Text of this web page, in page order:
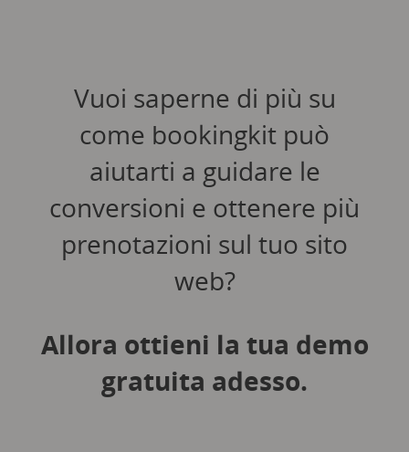
Vuoi saperne di più su
come bookingkit può
aiutarti a guidare le
conversioni e ottenere più
prenotazioni sul tuo sito
web?
Allora ottieni la tua demo
gratuita adesso.